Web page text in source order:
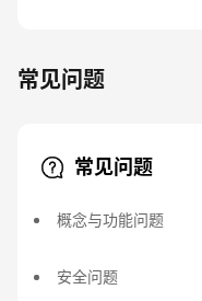
常见问题
常见问题
概念与功能问题
安全问题